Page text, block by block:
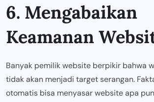
6. Mengabaikan
Keamanan
Banyak pemilik website berpikir bahwa
tidak akan menjadi target serangan.
otomatis bisa menyasar website apa